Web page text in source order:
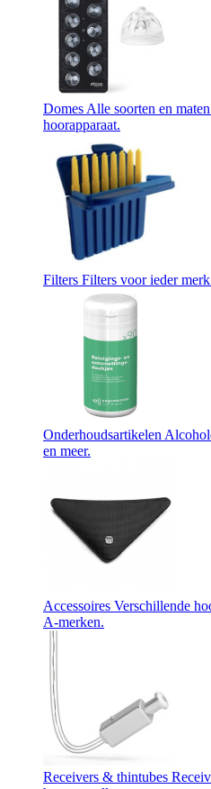
Domes Alle soorten en
hoorapparaat.
Filters Filters voor ieder
Onderhoudsartikelen
en meer.
Accessoires Verschillende
A-merken.
Receivers & thintubes